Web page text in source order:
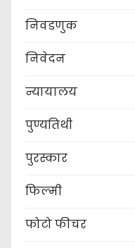
निवडणुक
निवेदन
न्यायालय
पुण्यतिथी
पुरस्कार
फिल्मी
फोटो फीचर